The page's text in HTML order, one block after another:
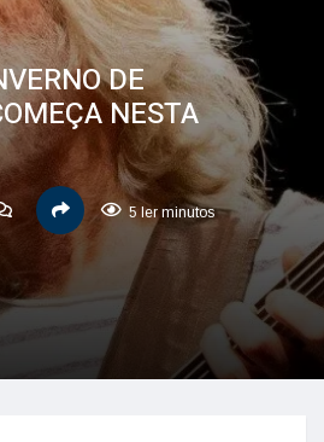
DE
NESTA
5 ler minutos